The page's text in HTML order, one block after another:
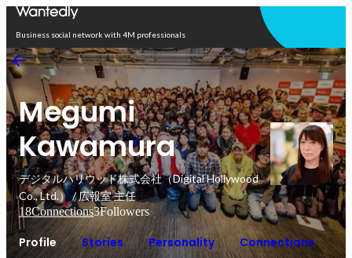
Business social network with 4M professionals
Megumi
Kawamura
デジタルハリウッド株式会社（Digital Hollywood
Co., Ltd.） / 広報室 主任
18Connections3Followers
Profile Stories Personality Connections